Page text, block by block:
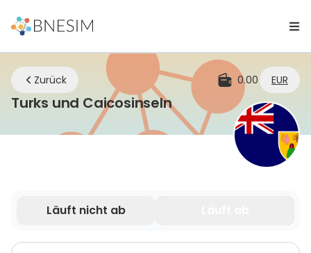
Zurück 0.00 EUR
Turks und CaicosinselneSIM | Bleiben Sie
Läuft nicht ab
Deine Daten sind nur für eine begrenzte Zeit gültig.